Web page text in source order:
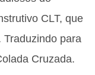
CLT, que
Traduzindo para
Cruzada.